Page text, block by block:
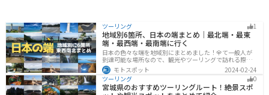
ツーリング 1
地域別6箇所、日本の端まとめ｜最北端・最東
端・最西端・最南端に行く
日本の色々な端を地域別にまとめました！全て一般人が
到達可能な場所なので、観光やツーリングで訪れる際の
参考にしてください。
モトスポット
2024-02-24
ツーリング
0
宮城県のおすすめツーリングルート！絶景スポ